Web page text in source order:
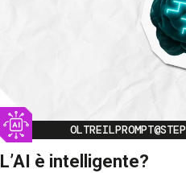
Image
OLTREILPROMPT@STEP
L’AI è intelligente?